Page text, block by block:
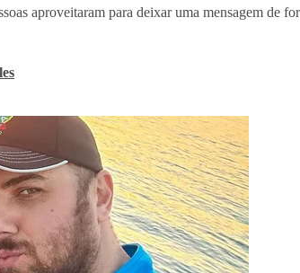
aproveitaram para deixar uma mensagem de